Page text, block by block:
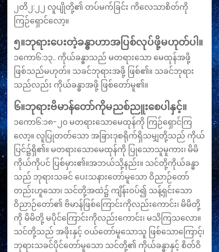
၂တိ၂:၂၂ လူပျိုတို့၏ တပ်မက်ခြင်း ကိလေသာစိတ်ကို
ကြဉ်ရှောင်လော့။
၅။ဘုရားပေးတဲ့ခန္ဓာဟာအပြစ်လုပ်ဖို့မဟုတ်ပါ။
၁ကော၆:၁၃.. ကိုယ်ခန္ဓာသည် မတရားသော မေထုန်အဖို့
ဖြစ်သည်မဟုတ်။ သခင်ဘုရားအဖို့ ဖြစ်၏။ သခင်ဘုရား
သည်လည်း ကိုယ်ခန္ဓာအဖို့ ဖြစ်တော်မူ၏။
၆။ဘုရားဗိမာန်တော်ကိုမညစ်ညူးစေပါနှင့်။
၁ကော၆:၁၈-၂၀ မတရားသောမေထုန်ကို ကြဉ်ရှောင်ကြ
လော့။ လူပြုတတ်သော အခြားဒုစရိုက်ရှိသမျှတို့သည် ကိုယ်
ပြင်၌ရှိ၏။ မတရားသောမေထုန်ကို ပြုသောသူမူကား၊ မိမိ
ကိုယ်ကိုပင် ပြစ်မှား၏။အဘယ်သို့နည်း။ သင်တို့ကိုယ်ခန္ဓာ
သည် ဘုရားသခင် ပေးသနားတော်မူသော ဝိညာဉ်တော်
တည်းဟူသော၊ သင်တို့အထဲ၌ ကျိန်းဝပ်၍ သန့်ရှင်းသော
ဝိညာဉ်တော်၏ ဗိမာန်ဖြစ်ကြောင်းကိုလည်းကောင်း၊ မိမိတို့
ကို မိမိတို့ မပိုင်ကြောင်းကိုလည်းကောင်း၊ မသိကြသလော။
သင်​တို့​သည် အ​ဖိုး​နှင့် ဝယ်​တော်​မူ​သော​သူ ဖြစ်​သော​ကြောင့်၊
ဘု​ရား​သ​ခင်​ပိုင်​တော်​မူ​သော သင်​တို့၏ ကိုယ်​ခ​န္ဓာ​နှင့် စိတ်​ဝိ​